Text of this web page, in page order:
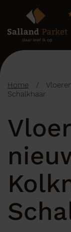
Home /
Schalkhaar